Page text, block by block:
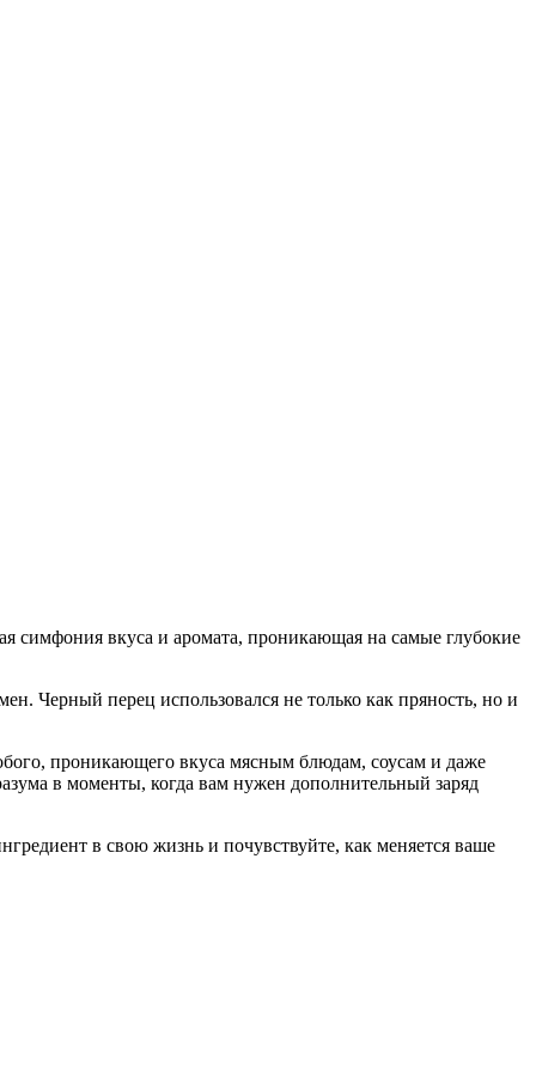
симфония вкуса и аромата, проникающая на самые глубокие
Черный перец использовался не только как пряность, но и
проникающего вкуса мясным блюдам, соусам и даже
в моменты, когда вам нужен дополнительный заряд
в свою жизнь и почувствуйте, как меняется ваше